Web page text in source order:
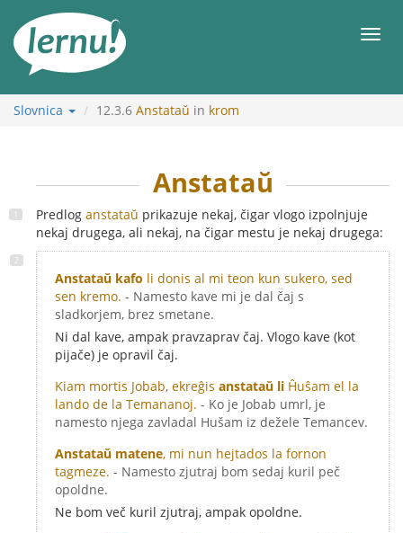
vsebini
Meni
Slovnica 12.3.6 Anstataŭ in krom
Anstataŭ
Predlog anstataŭ prikazuje nekaj, čigar vlogo izpolnjuje
nekaj drugega, ali nekaj, na čigar mestu je nekaj drugega:
Anstataŭ kafo li donis al mi teon kun sukero, sed
sen kremo. - Namesto kave mi je dal čaj s
sladkorjem, brez smetane.
Ni dal kave, ampak pravzaprav čaj. Vlogo kave (kot
pijače) je opravil čaj.
Kiam mortis Jobab, ekreĝis anstataŭ li Ĥuŝam el la
lando de la Temananoj. - Ko je Jobab umrl, je
namesto njega zavladal Hušam iz dežele Temancev.
Anstataŭ matene, mi nun hejtados la fornon
tagmeze. - Namesto zjutraj bom sedaj kuril peč
opoldne.
Ne bom več kuril zjutraj, ampak opoldne.